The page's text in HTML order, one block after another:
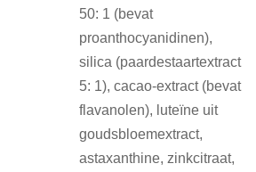
50: 1 (bevat
proanthocyanidinen),
silica (paardestaartextract
5: 1), cacao-extract (bevat
flavanolen), luteïne uit
goudsbloemextract,
astaxanthine, zinkcitraat,